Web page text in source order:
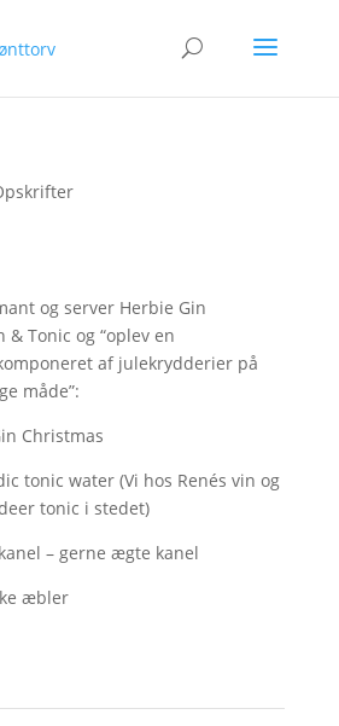
og server Herbie Gin
& Tonic og “oplev en
af julekrydderier på
måde”:
Christmas
tonic water (Vi hos Renés vin og
tonic i stedet)
– gerne ægte kanel
æbler